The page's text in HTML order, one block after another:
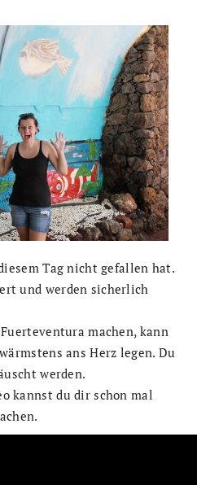
Tag nicht gefallen hat.
und werden sicherlich
machen, kann
ans Herz legen. Du
werden.
kannst du dir schon mal